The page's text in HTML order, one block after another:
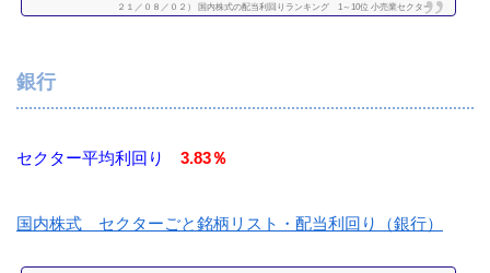
２１／０８／０２） 国内株式の配当利回りランキング 1～10位 小売業セクター
続きを読む
銀行
セクター平均利回り 3.83％
国内株式 セクターごと銘柄リスト・配当利回り（銀行）